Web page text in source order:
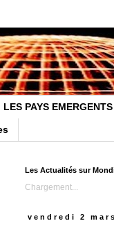
LES PAYS EMERGENTS
Les Actualités sur
Chargement...
vendredi 2